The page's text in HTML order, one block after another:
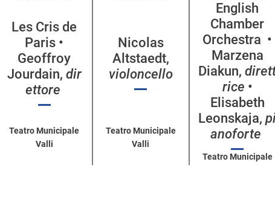
Les Cris de
Paris •
Geoffroy
Jourdain, dir
ettore
Teatro Municipale
Valli
Nicolas
Altstaedt,
violoncello
Teatro Municipale
Valli
English
Chamber
Orchestra •
Marzena
Diakun,
rice •
Elisabeth
Leonskaja,
anoforte
Teatro Municipale